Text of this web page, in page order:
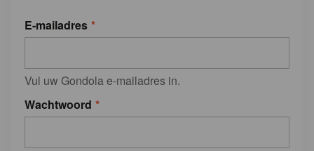
E-mailadres
Vul uw Gondola e-mailadres in.
Wachtwoord